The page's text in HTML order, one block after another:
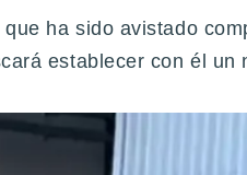
ha sido avistado
establecer con él un